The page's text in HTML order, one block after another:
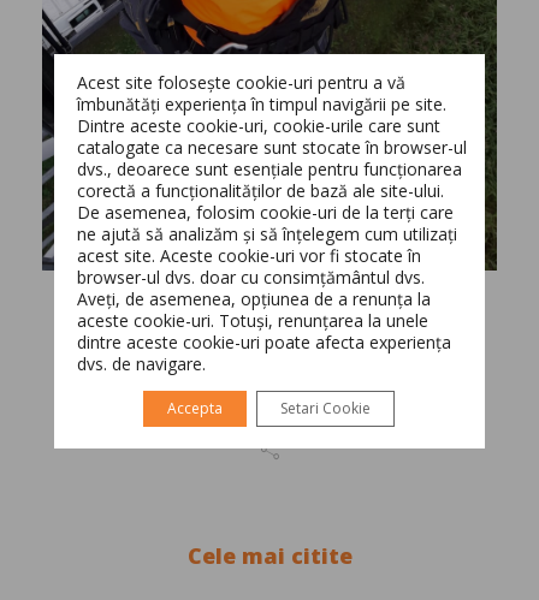
Cele mai citite
Switch The Language
Română English
Acest site folosește cookie-uri pentru a vă
îmbunătăți experiența în timpul navigării pe site.
Dintre aceste cookie-uri, cookie-urile care sunt
catalogate ca necesare sunt stocate în browser-ul
dvs., deoarece sunt esențiale pentru funcționarea
corectă a funcționalităților de bază ale site-ului.
De asemenea, folosim cookie-uri de la terți care
ne ajută să analizăm și să înțelegem cum utilizați
acest site. Aceste cookie-uri vor fi stocate în
browser-ul dvs. doar cu consimțământul dvs.
Aveți, de asemenea, opțiunea de a renunța la
aceste cookie-uri. Totuși, renunțarea la unele
dintre aceste cookie-uri poate afecta experiența
dvs. de navigare.
Accepta Setari Cookie